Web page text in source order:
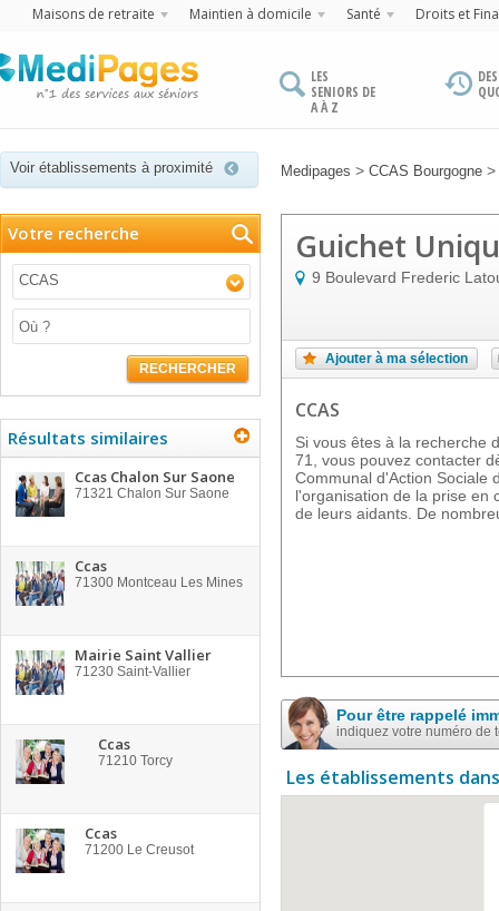
Maisons de retraite Maintien à domicile Santé Droits et
LES
SENIORS DE
A À Z
Voir établissements à proximité Medipages > CCAS Bourgogne >
Votre recherche
CCAS
RECHERCHER
Résultats similaires
Ccas Chalon Sur Saone
71321 Chalon Sur Saone
Ccas
71300 Montceau Les Mines
Mairie Saint Vallier
71230 Saint-Vallier
Ccas
71210 Torcy
Ccas
71200 Le Creusot
Guichet
9 Boulevard Frederic
Ajouter à ma sélection
CCAS
Si vous êtes à la recherche
71, vous pouvez contacter
Communal d'Action Sociale
l'organisation de la prise en
de leurs aidants. De
Pour être rappelé
indiquez votre numéro de
Les établissements